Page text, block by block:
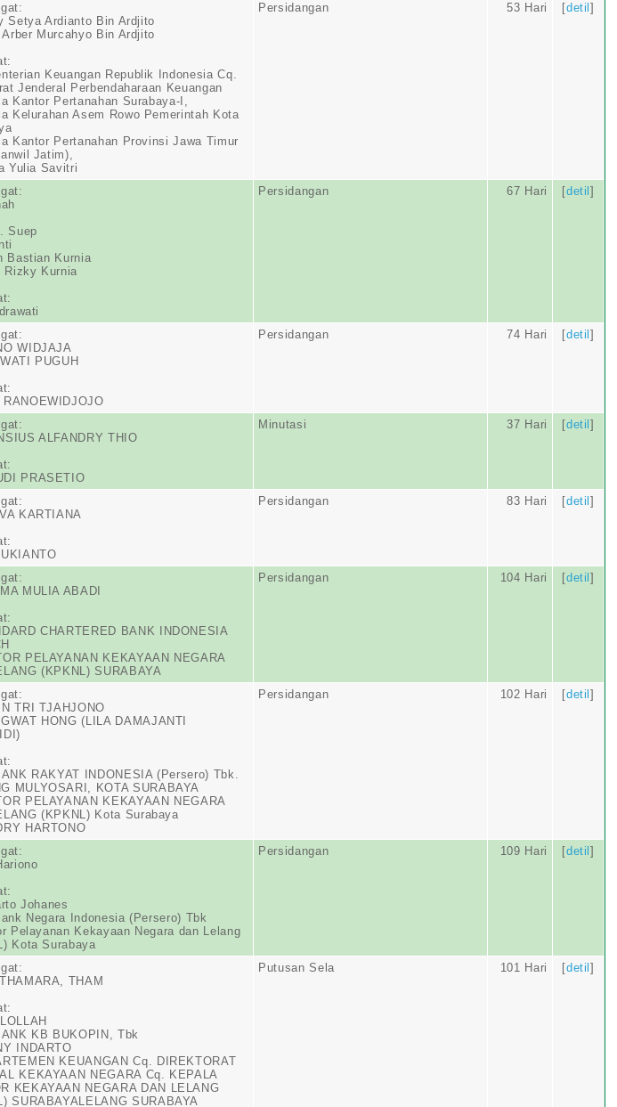
Setya Ardianto Bin Ardjito
Murcahyo Bin Ardjito
Keuangan Republik Indonesia Cq.
Jenderal Perbendaharaan Keuangan
Kantor Pertanahan Surabaya-I,
Kelurahan Asem Rowo Pemerintah Kota
Kantor Pertanahan Provinsi Jawa Timur
Jatim),
Yulia Savitri
Persidangan 53 Hari [detil]
Suep
Bastian Kurnia
Rizky Kurnia
Persidangan 67 Hari [detil]
WIDJAJA
PUGUH
RANOEWIDJOJO
Persidangan 74 Hari [detil]
ALFANDRY THIO
PRASETIO
Minutasi 37 Hari [detil]
KARTIANA
Persidangan 83 Hari [detil]
MULIA ABADI
CHARTERED BANK INDONESIA
PELAYANAN KEKAYAAN NEGARA
(KPKNL) SURABAYA
Persidangan 104 Hari [detil]
TRI TJAHJONO
HONG (LILA DAMAJANTI
RAKYAT INDONESIA (Persero) Tbk.
MULYOSARI, KOTA SURABAYA
PELAYANAN KEKAYAAN NEGARA
(KPKNL) Kota Surabaya
HARTONO
Persidangan 102 Hari [detil]
Johanes
Negara Indonesia (Persero) Tbk
Pelayanan Kekayaan Negara dan Lelang
Kota Surabaya
Persidangan 109 Hari [detil]
THAMARA, THAM
KB BUKOPIN, Tbk
INDARTO
KEUANGAN Cq. DIREKTORAT
KEKAYAAN NEGARA Cq. KEPALA
KEKAYAAN NEGARA DAN LELANG
SURABAYALELANG SURABAYA
Putusan Sela 101 Hari [detil]